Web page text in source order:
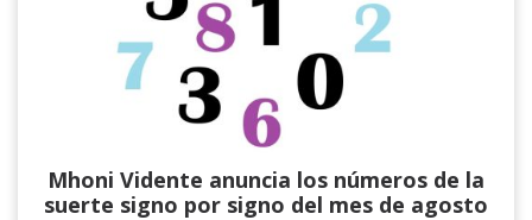
Mhoni Vidente anuncia los números de la
suerte signo por signo del mes de agosto